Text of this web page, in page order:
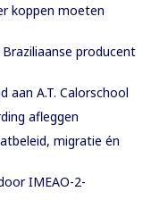
koppen moeten
producent
aan A.T. Calorschool
afleggen
migratie én
IMEAO-2-